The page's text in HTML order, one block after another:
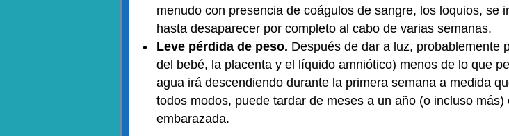
menudo con presencia de coágulos de sangre, los loquios, se
hasta desaparecer por completo al cabo de varias semanas.
Leve pérdida de peso. Después de dar a luz, probablemente
del bebé, la placenta y el líquido amniótico) menos de lo que
agua irá descendiendo durante la primera semana a medida
todos modos, puede tardar de meses a un año (o incluso
embarazada.